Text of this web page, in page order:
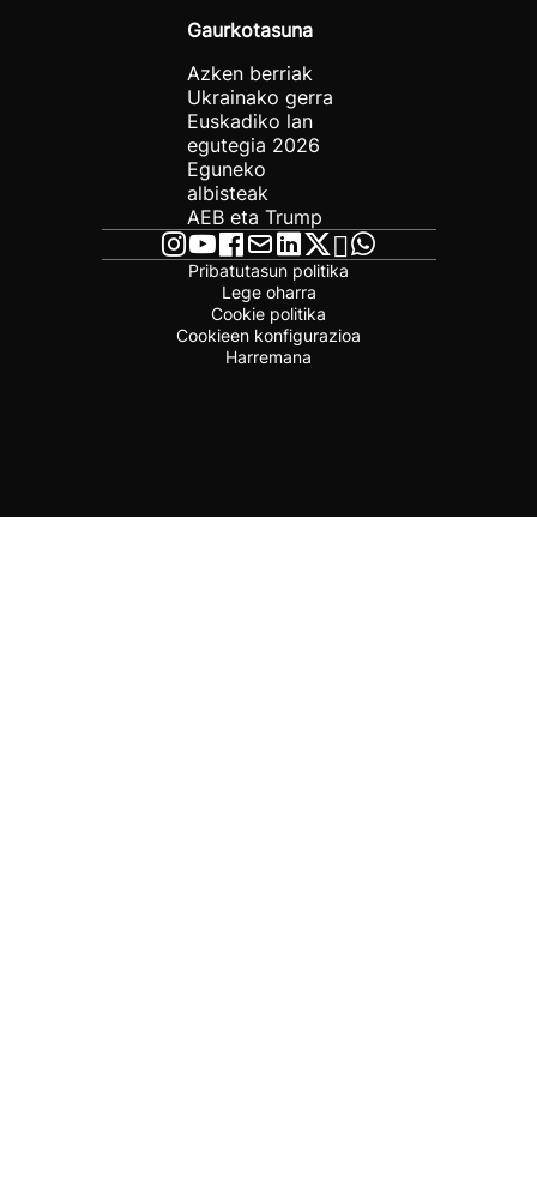
Gaurkotasuna
Azken berriak
Ukrainako gerra
Euskadiko lan
egutegia 2026
Eguneko
albisteak
AEB eta Trump
Pribatutasun politika
Lege oharra
Cookie politika
Cookieen konfigurazioa
Harremana